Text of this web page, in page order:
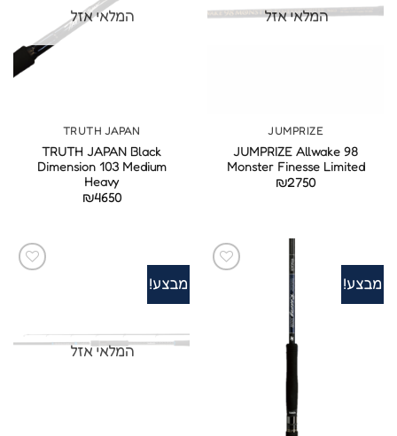
המלאי אזל
JUMPRIZE
JUMPRIZE Allwake 98
Monster Finesse Limited
₪2750
המלאי אזל
TRUTH JAPAN
TRUTH JAPAN Black
Dimension 103 Medium
Heavy
₪4650
מבצע! מבצע!
המלאי אזל